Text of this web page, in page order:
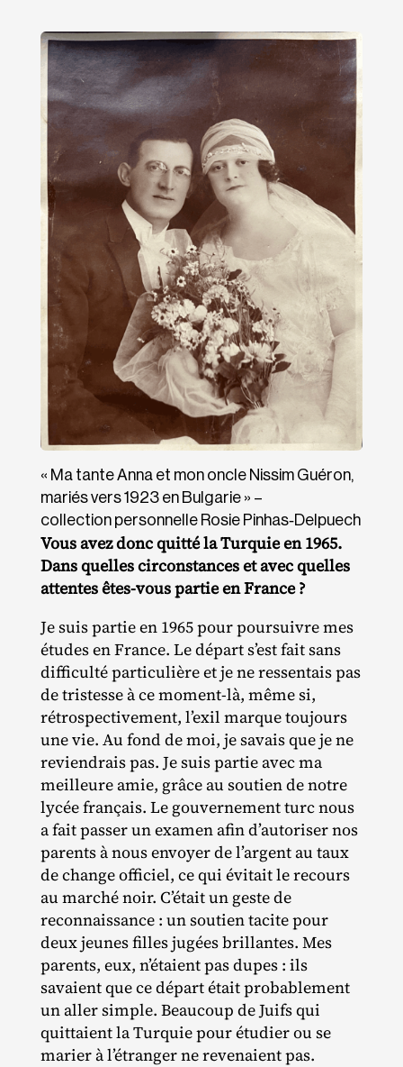
« Ma tante Anna et mon oncle Nissim Guéron,
mariés vers 1923 en Bulgarie » –
collection personnelle Rosie Pinhas‐Delpuech
Vous avez donc quitté la Turquie en 1965.
Dans quelles circonstances et avec quelles
attentes êtes-vous partie en France ?
Je suis partie en 1965 pour poursuivre mes
études en France. Le départ s’est fait sans
difficulté particulière et je ne ressentais pas
de tristesse à ce moment‐​là, même si,
rétrospectivement, l’exil marque toujours
une vie. Au fond de moi, je savais que je ne
reviendrais pas. Je suis partie avec ma
meilleure amie, grâce au soutien de notre
lycée français. Le gouvernement turc nous
a fait passer un examen afin d’autoriser nos
parents à nous envoyer de l’argent au taux
de change officiel, ce qui évitait le recours
au marché noir. C’était un geste de
reconnaissance : un soutien tacite pour
deux jeunes filles jugées brillantes. Mes
parents, eux, n’étaient pas dupes : ils
savaient que ce départ était probablement
un aller simple. Beaucoup de Juifs qui
quittaient la Turquie pour étudier ou se
marier à l’étranger ne revenaient pas.